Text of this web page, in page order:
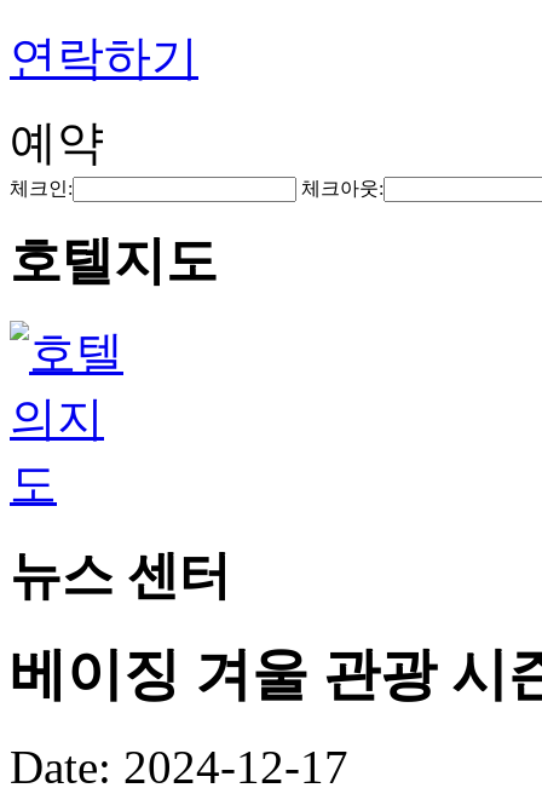
연락하기
예약
체크인: 체크아웃:
호텔지도
뉴스 센터
베이징 겨울 관광 시
Date: 2024-12-17